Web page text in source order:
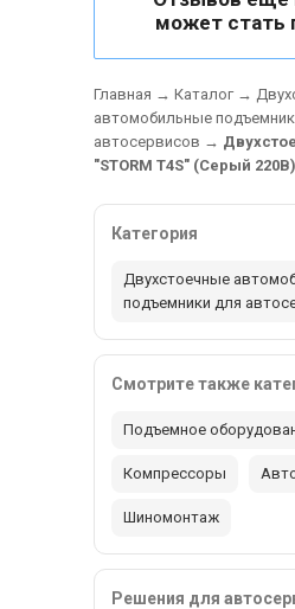
может стать
Главная → Каталог→
автомобильные
автосервисов →
"STORM T4S" (Серый 220В)
Категория
Двухстоечные
подъемники для
Смотрите также
Подъемное
Компрессоры
Шиномонтаж
Решения для